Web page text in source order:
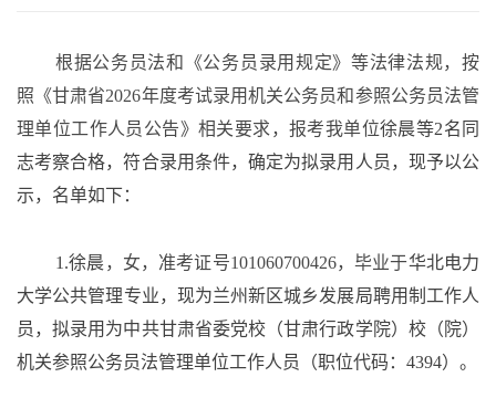
根据公务员法和《公务员录用规定》等法律法规，按
照《甘肃省2026年度考试录用机关公务员和参照公务员法管
理单位工作人员公告》相关要求，报考我单位徐晨等2名同
志考察合格，符合录用条件，确定为拟录用人员，现予以公
示，名单如下：
1.徐晨 ，女，准考证号101060700426，毕业于华北电力
大学公共管理专业，现为兰州新区城乡发展局聘用制工作人
员 ，拟录用为中共甘肃省委党校（甘肃行政学院）校（院）
机关参照公务员法管理单位工作人员（职位代码： 4394）。